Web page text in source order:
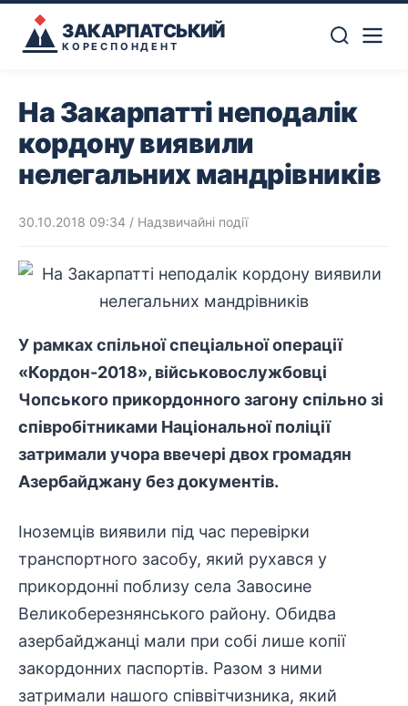
ЗАКАРПАТСЬКИЙ
КОРЕСПОНДЕНТ
На Закарпатті неподалік
кордону виявили
нелегальних мандрівників
30.10.2018 09:34 / Надзвичайні події
У рамках спільної спеціальної операції
«Кордон-2018», військовослужбовці
Чопського прикордонного загону спільно зі
співробітниками Національної поліції
затримали учора ввечері двох громадян
Азербайджану без документів.
Іноземців виявили під час перевірки
транспортного засобу, який рухався у
прикордонні поблизу села Завосине
Великоберезнянського району. Обидва
азербайджанці мали при собі лише копії
закордонних паспортів. Разом з ними
затримали нашого співвітчизника, який